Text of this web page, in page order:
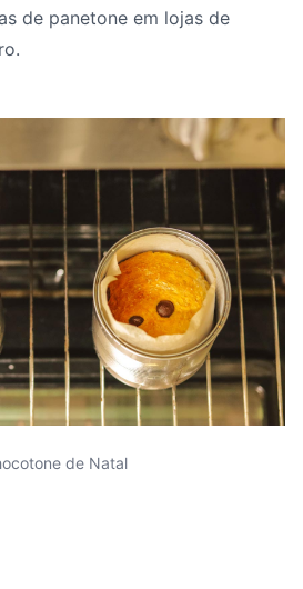
de panetone em lojas de
de Natal